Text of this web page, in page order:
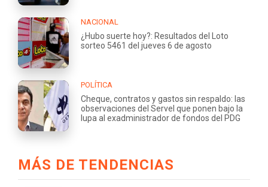
NACIONAL
¿Hubo suerte hoy?: Resultados del Loto
sorteo 5461 del jueves 6 de agosto
POLÍTICA
Cheque, contratos y gastos sin respaldo: las
observaciones del Servel que ponen bajo la
lupa al exadministrador de fondos del PDG
MÁS DE TENDENCIAS